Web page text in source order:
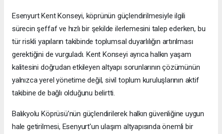
Esenyurt Kent Konseyi, köprünün güçlendirilmesiyle ilgili
sürecin şeffaf ve hızlı bir şekilde ilerlemesini talep ederken, bu
tür riskli yapıların takibinde toplumsal duyarlılığın artırılması
gerektiğini de vurguladı. Kent Konseyi ayrıca halkın yaşam
kalitesini doğrudan etkileyen altyapı sorunlarının çözümünün
yalnızca yerel yönetime değil, sivil toplum kuruluşlarının aktif
takibine de bağlı olduğunu belirtti.
Balıkyolu Köprüsü’nün güçlendirilerek halkın güvenliğine uygun
hale getirilmesi, Esenyurt’un ulaşım altyapısında önemli bir